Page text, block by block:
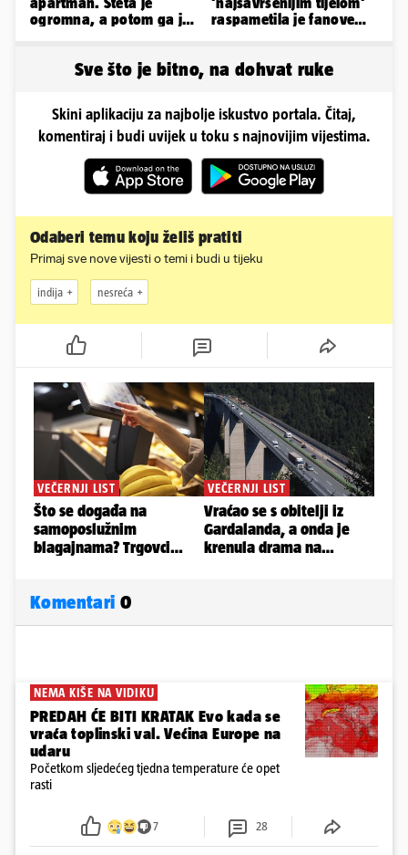
ogromna, a potom ga je
raspametila je fanove
Sve što je bitno, na dohvat ruke
Skini aplikaciju za najbolje iskustvo portala. Čitaj,
komentiraj i budi uvijek u toku s najnovijim vijestima.
Odaberi temu koju želiš pratiti
Primaj sve nove vijesti o temi i budi u tijeku
indija nesreća
Komentari 0
NEMA KIŠE NA VIDIKU
PREDAH ĆE BITI KRATAK Evo kada se
vraća toplinski val. Većina Europe na
udaru
Početkom sljedećeg tjedna temperature će opet
rasti
7 28